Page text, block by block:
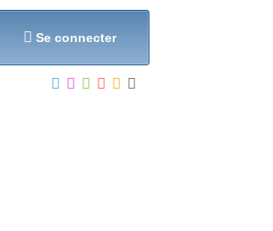
 Se connecter